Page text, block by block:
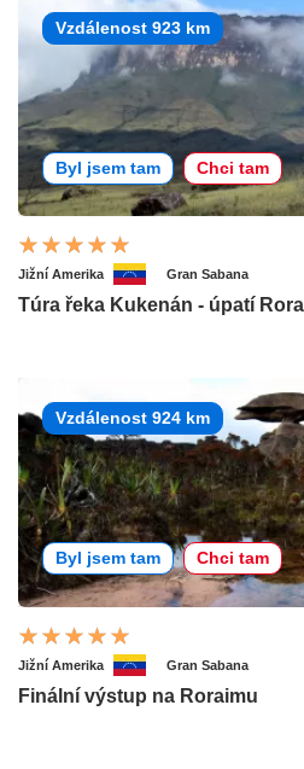
Vzdálenost 923 km
Byl jsem tam Chci tam
Jižní Amerika Gran Sabana
Túra řeka Kukenán - úpatí
Vzdálenost 924 km
Byl jsem tam Chci tam
Jižní Amerika Gran Sabana
Finální výstup na Roraimu